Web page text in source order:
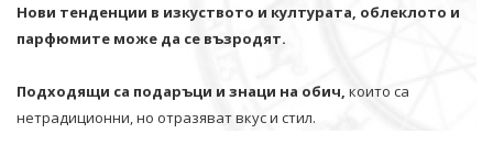
Нови тенденции в изкуството и културата, облеклото и
парфюмите може да се възродят.
Подходящи са подаръци и знаци на обич, които са
нетрадиционни, но отразяват вкус и стил.